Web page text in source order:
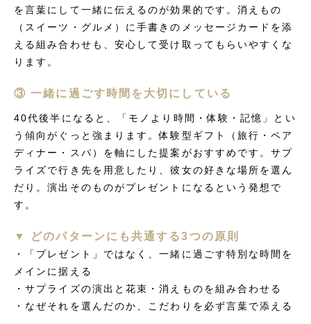
を言葉にして一緒に伝えるのが効果的です。消えもの
（スイーツ・グルメ）に手書きのメッセージカードを添
える組み合わせも、安心して受け取ってもらいやすくな
ります。
③ 一緒に過ごす時間を大切にしている
40代後半になると、「モノより時間・体験・記憶」とい
う傾向がぐっと強まります。体験型ギフト（旅行・ペア
ディナー・スパ）を軸にした提案がおすすめです。サプ
ライズで行き先を用意したり、彼女の好きな場所を選ん
だり。演出そのものがプレゼントになるという発想で
す。
▼ どのパターンにも共通する3つの原則
・「プレゼント」ではなく、一緒に過ごす特別な時間を
メインに据える
・サプライズの演出と花束・消えものを組み合わせる
・なぜそれを選んだのか、こだわりを必ず言葉で添える